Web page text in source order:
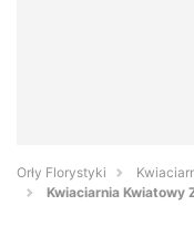
Orły Florystyki
Kwiaciarnia Kwiatowy